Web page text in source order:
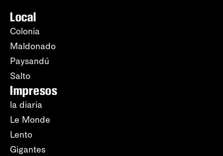
Local
Colonia
Maldonado
Paysandú
Salto
Impresos
la diaria
Le Monde
Lento
Gigantes